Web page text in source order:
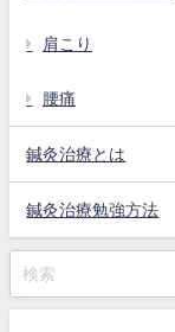
肩こり
腰痛
鍼灸治療とは
鍼灸治療勉強方法